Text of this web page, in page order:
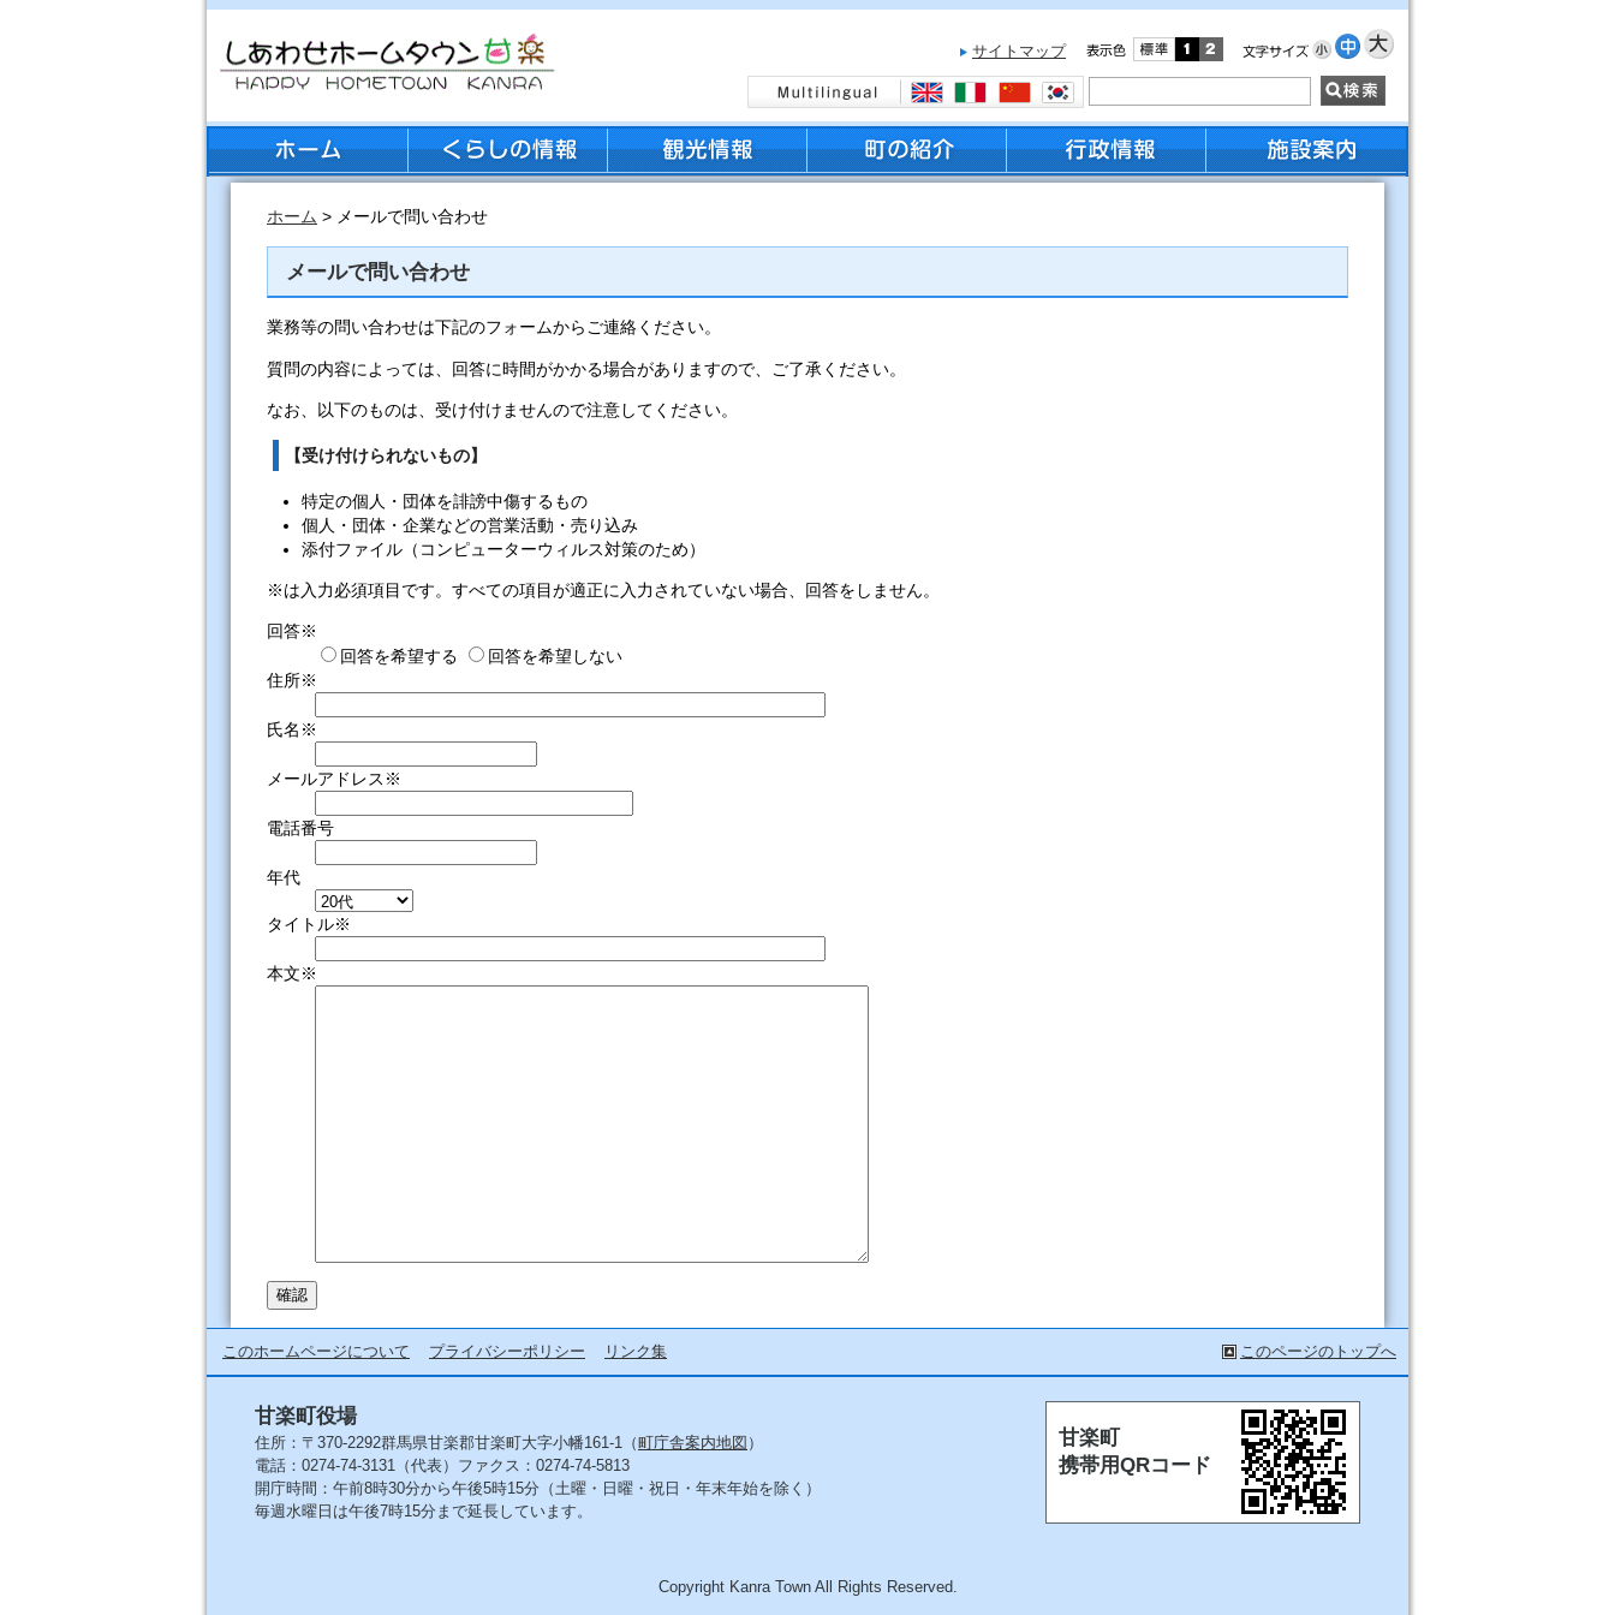
サイトマップ
ホーム > メールで問い合わせ
メールで問い合わせ
業務等の問い合わせは下記のフォームからご連絡ください。
質問の内容によっては、回答に時間がかかる場合がありますので、ご了承ください。
なお、以下のものは、受け付けませんので注意してください。
【受け付けられないもの】
特定の個人・団体を誹謗中傷するもの
個人・団体・企業などの営業活動・売り込み
添付ファイル（コンピューターウィルス対策のため）
※は入力必須項目です。すべての項目が適正に入力されていない場合、回答をしません。
回答※
回答を希望する
回答を希望しない
住所※
氏名※
メールアドレス※
電話番号
年代
タイトル※
本文※
このページのトップへ
このホームページについて プライバシーポリシー リンク集
甘楽町役場
住所：〒370-2292群馬県甘楽郡甘楽町大字小幡161-1（町庁舎案内地図 ）
電話：0274-74-3131（代表）ファクス：0274-74-5813
開庁時間：午前8時30分から午後5時15分（土曜・日曜・祝日・年末年始を除く）
毎週水曜日は午後7時15分まで延長しています。
甘楽町
携帯用QRコード
Copyright Kanra Town All Rights Reserved.